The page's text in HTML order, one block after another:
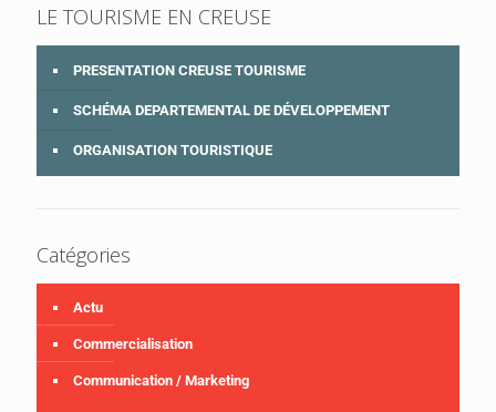
LE TOURISME EN CREUSE
PRESENTATION CREUSE TOURISME
SCHÉMA DEPARTEMENTAL DE DÉVELOPPEMENT
ORGANISATION TOURISTIQUE
Catégories
Actu
Commercialisation
Communication / Marketing